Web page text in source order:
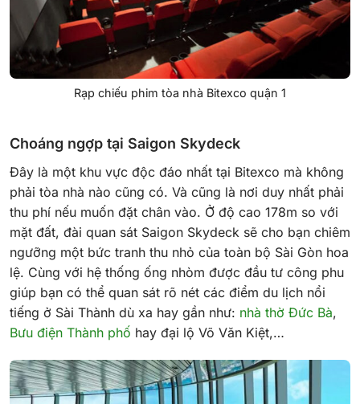
Rạp chiếu phim tòa nhà Bitexco quận 1
Choáng ngợp tại Saigon Skydeck
Đây là một khu vực độc đáo nhất tại Bitexco mà không
phải tòa nhà nào cũng có. Và cũng là nơi duy nhất phải
thu phí nếu muốn đặt chân vào. Ở độ cao 178m so với
mặt đất, đài quan sát Saigon Skydeck sẽ cho bạn chiêm
ngưỡng một bức tranh thu nhỏ của toàn bộ Sài Gòn hoa
lệ. Cùng với hệ thống ống nhòm được đầu tư công phu
giúp bạn có thể quan sát rõ nét các điểm du lịch nổi
tiếng ở Sài Thành dù xa hay gần như: nhà thờ Đức Bà,
Bưu điện Thành phố hay đại lộ Võ Văn Kiệt,…